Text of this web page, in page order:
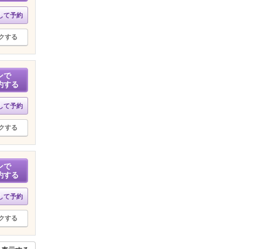
て予約
する
で
する
て予約
する
で
する
て予約
する